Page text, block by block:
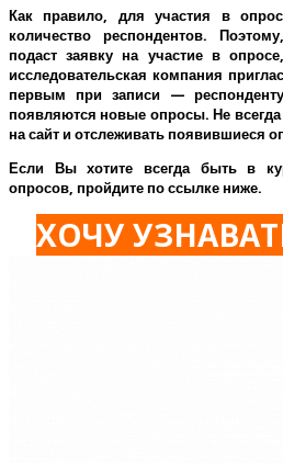
Как правило, для участия в
количество респондентов.
подаст заявку на участие в
исследовательская компания
первым при записи —
появляются новые опросы. Не всегда
на сайт и отслеживать появившиеся
Если Вы хотите всегда быть в
опросов, пройдите по ссылке ниже.
ХОЧУ